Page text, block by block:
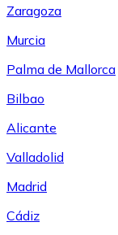
Zaragoza
Murcia
Palma de Mallorca
Bilbao
Alicante
Valladolid
Madrid
Cádiz